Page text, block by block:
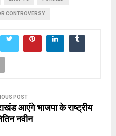
CONTROVERSY
POST
आएंगे भाजपा के राष्ट्रीय
नवीन